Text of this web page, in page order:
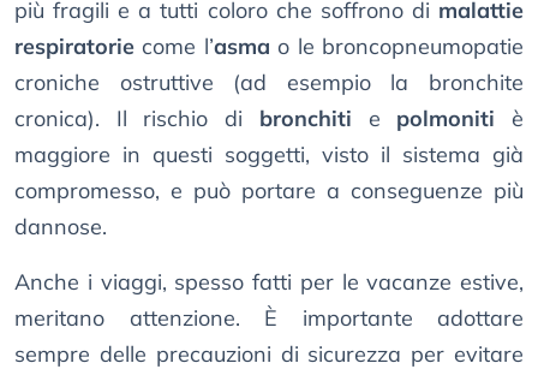
più fragili e a tutti coloro che soffrono di malattie
respiratorie come l’asma o le broncopneumopatie
croniche ostruttive (ad esempio la bronchite
cronica). Il rischio di bronchiti e polmoniti è
maggiore in questi soggetti, visto il sistema già
compromesso, e può portare a conseguenze più
dannose.
Anche i viaggi, spesso fatti per le vacanze estive,
meritano attenzione. È importante adottare
sempre delle precauzioni di sicurezza per evitare